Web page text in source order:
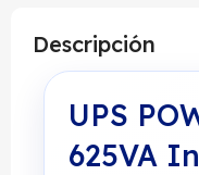
Descripción
UPS
625VA